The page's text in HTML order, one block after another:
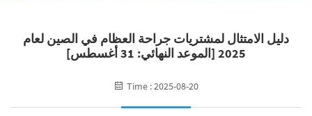
دليل الامتثال لمشتريات جراحة العظام في الصين لعام
2025 [الموعد النهائي: 31 أغسطس]
Time : 2025-08-20